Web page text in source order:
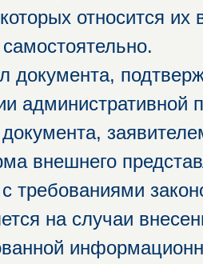
относится
документа,
административной
документа,
внешнего
с требованиями
на случаи